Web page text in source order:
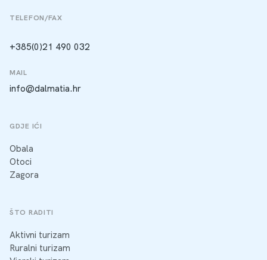
TELEFON/FAX
+385(0)21 490 032
MAIL
info@dalmatia.hr
GDJE IĆI
Obala
Otoci
Zagora
ŠTO RADITI
Aktivni turizam
Ruralni turizam